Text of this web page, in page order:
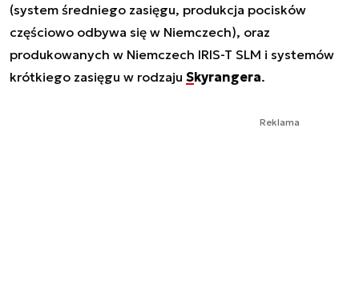
(system średniego zasięgu, produkcja pocisków
częściowo odbywa się w Niemczech), oraz
produkowanych w Niemczech IRIS-T SLM i systemów
krótkiego zasięgu w rodzaju Skyrangera.
Reklama